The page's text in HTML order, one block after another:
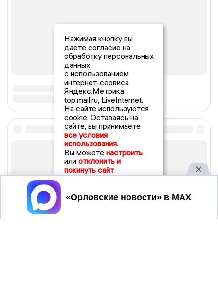
Нажимая кнопку вы
даете согласие на
обработку персональных
данных
с использованием
интернет-сервиса
Яндекс.Метрика,
top.mail.ru, LiveInternet.
На сайте используются
cookie. Оставаясь на
сайте, вы принимаете
все условия
использования.
Вы можете настроить
или отклонить и
покинуть сайт
Принять